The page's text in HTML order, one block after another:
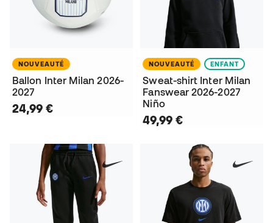
NOUVEAUTÉ
Ballon Inter Milan 2026-
2027
24,99 €
NOUVEAUTÉ ENFANT
Sweat-shirt Inter Milan
Fanswear 2026-2027
Niño
49,99 €